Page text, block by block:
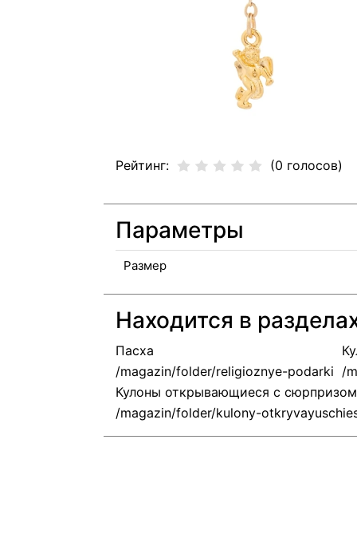
Рейтинг: (0 голосов)
Параметры
Размер
Находится в
Пасха
Кулоны открывающиеся с сюрпризом